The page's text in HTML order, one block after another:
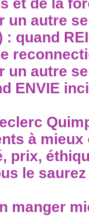
un autre
: quand
un autre
ENVIE
à
prix,
le
manger